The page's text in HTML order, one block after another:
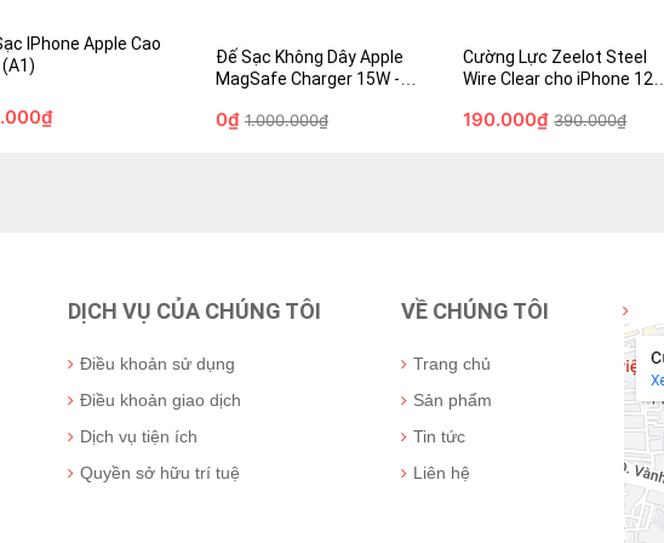
IPhone Apple Cao
hàng
Đế Sạc Không Dây Apple
MagSafe Charger 15W -
0₫ 1.000.000₫
Xem chi tiết
Cường Lực Zeelot Steel
Wire Clear cho iPhone 12
hãng
190.000₫ 390.000₫
190.000₫
390.000₫
Giỏ hàng Mua Ngay
DỊCH VỤ CỦA CHÚNG TÔI
Điều khoản sử dụng
Điều khoản giao dịch
Dịch vụ tiện ích
Quyền sở hữu trí tuệ
VỀ CHÚNG TÔI
Trang chủ
Sản phẩm
Tin tức
Liên hệ